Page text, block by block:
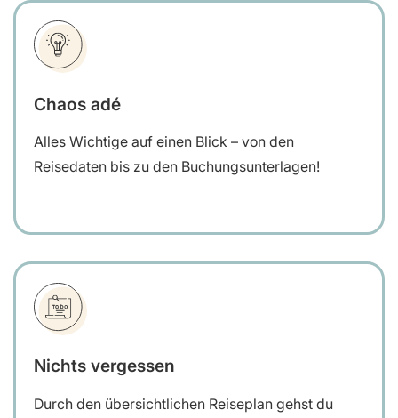
Chaos adé
Alles Wichtige auf einen Blick – von den
Reisedaten bis zu den Buchungsunterlagen!
Nichts vergessen
Durch den übersichtlichen Reiseplan gehst du